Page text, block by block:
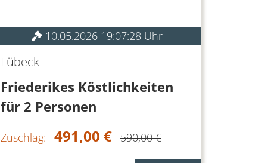
10.05.2026 19:07:28 Uhr
Lübeck
Friederikes Köstlichkeiten
für 2 Personen
Zuschlag: 491,00 € 590,00 €